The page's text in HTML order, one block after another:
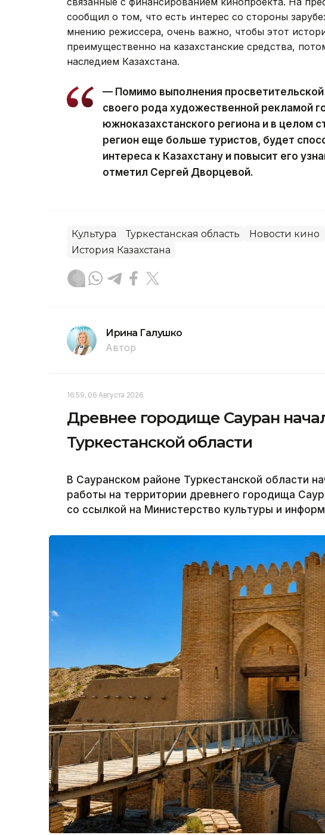
сообщил о том, что есть интерес со стороны
мнению режиссера, очень важно, чтобы этот
преимущественно на казахстанские средства,
наследием Казахстана.
— Помимо выполнения
своего рода художественной рекламой
южноказахстанского региона и в целом
регион еще больше туристов, будет
интереса к Казахстану и повысит его
отметил Сергей Дворцевой.
Культура Туркестанская область Новости кино
История Казахстана
Ирина Галушко
Автор
16:59, 06 Августа 2026
Древнее городище Сауран
Туркестанской области
В Сауранском районе Туркестанской области
работы на территории древнего городища
со ссылкой на Министерство культуры и